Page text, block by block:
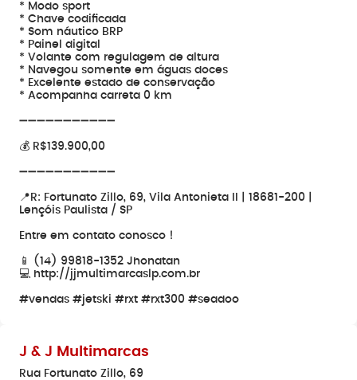
* Modo sport
* Chave codificada
* Som náutico BRP
* Painel digital
* Volante com regulagem de altura
* Navegou somente em águas doces
* Excelente estado de conservação
* Acompanha carreta 0 km
➖➖➖➖➖➖➖➖➖➖➖
💰 R$139.900,00
➖➖➖➖➖➖➖➖➖➖➖
📍R: Fortunato Zillo, 69, Vila Antonieta II | 18681-200 |
Lençóis Paulista / SP
Entre em contato conosco !
📱 (14) 99818-1352 Jhonatan
💻 http://jjmultimarcaslp.com.br
#vendas #jetski #rxt #rxt300 #seadoo
J & J Multimarcas
Rua Fortunato Zillo, 69